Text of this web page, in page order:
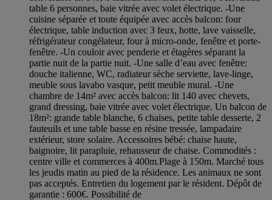
table 6 personnes, baie vitrée avec volet électrique. -Une
cuisine séparée et toute équipée avec accès balcon: four
électrique, table induction avec 3 feux, hotte, lave vaisselle,
réfrigérateur congélateur, four à micro-onde, fenêtre et porte-
fenêtre. -Un couloir avec penderie et étagères séparant la
partie nuit de la partie nuit. -Une salle d’eau avec fenêtre:
douche italienne, WC, radiateur sèche serviette, lave-linge,
meuble sous lavabo vasque, petit meuble mural. -Une
chambre de 14m² avec accès balcon: lit 140 avec chevets,
grand dressing, baie vitrée avec volet électrique. Un balcon de
18m²: grande table blanche, 6 chaises, petite table desserte, 2
fauteuils et une table basse en résine tressée, lampadaire
extérieur, store solaire. Accessoires bébé: chaise haute,
baignoire, lit parapluie, rehausseur de chaise. Commodités :
centre ville et commerces à 400m.Plage à 150m. Marché tous
les jeudis matin au pied de la résidence. Les animaux ne sont
pas acceptés. Entretien du logement par le résident. Dépôt de
garantie : 600€. Possibilité de